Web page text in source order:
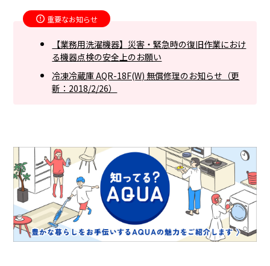
重要なお知らせ
【業務用洗濯機器】災害・緊急時の復旧作業におけ
る機器点検の安全上のお願い
冷凍冷蔵庫 AQR-18F(W) 無償修理のお知らせ（更
新：2018/2/26）